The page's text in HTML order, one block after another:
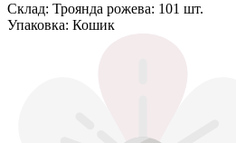
Склад: Троянда рожева: 101 шт.
Упаковка: Кошик